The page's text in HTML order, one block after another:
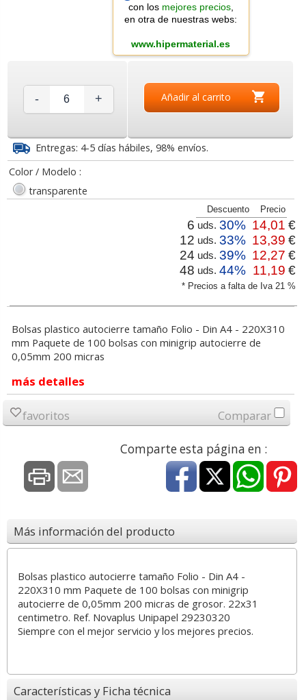
con los mejores precios,
en otra de nuestras webs:
www.hipermaterial.es
- + Añadir al carrito
Entregas: 4-5 días hábiles, 98% envíos.
Color / Modelo :
transparente
* Precios a falta de Iva 21 %
Descuento Precio
6 uds. 30% 14,01 €
12 uds. 33% 13,39 €
24 uds. 39% 12,27 €
48 uds. 44% 11,19 €
Bolsas plastico autocierre tamaño Folio - Din A4 - 220X310
mm Paquete de 100 bolsas con minigrip autocierre de
0,05mm 200 micras
más detalles
favoritos Comparar
Comparte esta página en :
Más información del producto
Bolsas plastico autocierre tamaño Folio - Din A4 -
220X310 mm Paquete de 100 bolsas con minigrip
autocierre de 0,05mm 200 micras de grosor. 22x31
centimetro. Ref. Novaplus Unipapel 29230320
Siempre con el mejor servicio y los mejores precios.
Características y Ficha técnica